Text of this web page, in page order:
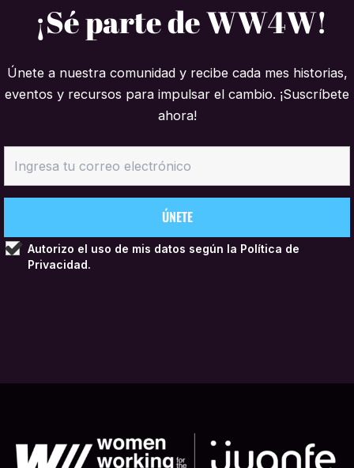
¡Sé parte de WW4W!
Únete a nuestra comunidad y recibe cada mes historias,
eventos y recursos para impulsar el cambio. ¡Suscríbete
ahora!
Autorizo el uso de mis datos según la Política de
Privacidad.